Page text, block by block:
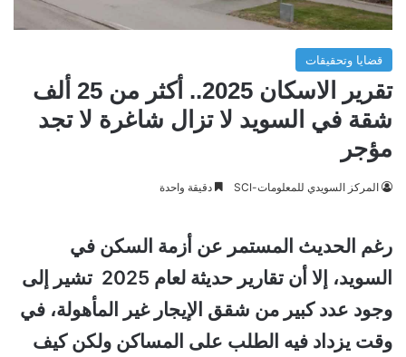
قضايا وتحقيقات
تقرير الاسكان 2025.. أكثر من 25 ألف
شقة في السويد لا تزال شاغرة لا تجد
مؤجر
المركز السويدي للمعلومات-SCI دقيقة واحدة
رغم الحديث المستمر عن أزمة السكن في
السويد، إلا أن تقارير حديثة لعام 2025 تشير إلى
وجود عدد كبير من شقق الإيجار غير المأهولة، في
وقت يزداد فيه الطلب على المساكن ولكن كيف